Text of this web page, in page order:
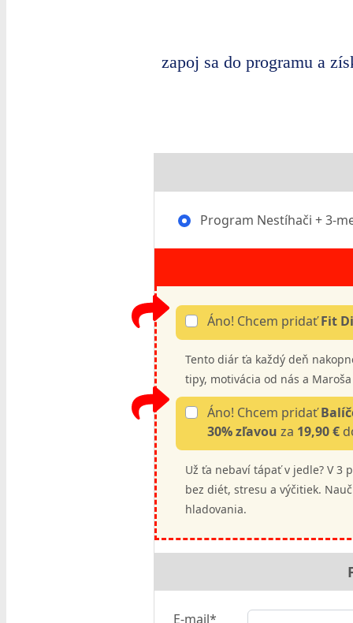
zapoj sa do programu a
Program Nestíhači + 3-
Áno! Chcem pridaťFit
Tento diár ťa každý deň
tipy, motivácia od nás a
Áno! Chcem pridať
30% zľavou za 19,90 €
Už ťa nebaví tápať v jedle? V 3
bez diét, stresu a výčitiek.
hladovania.
E-mail*